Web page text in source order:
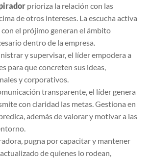
prioriza la relación con las
de otros intereses. La escucha activa
el prójimo generan el ámbito
dentro de la empresa.
y supervisar, el líder empodera a
para que concreten sus ideas,
y corporativos.
transparente, el líder genera
con claridad las metas. Gestiona en
además de valorar y motivar a las
pugna por capacitar y mantener
de quienes lo rodean,